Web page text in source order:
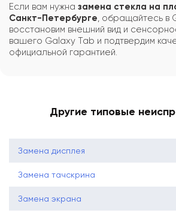
Если вам нужна замена стекла на
Санкт-Петербурге , обращайтесь в
восстановим внешний вид и
вашего Galaxy Tab и подтвердим
официальной гарантией.
Другие типовые
Замена дисплея
Замена тачскрина
Замена экрана